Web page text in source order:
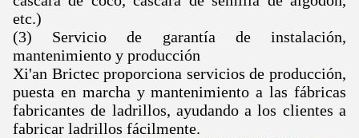
etc.)
(3) Servicio de garantía de instalación,
mantenimiento y producción
Xi'an Brictec proporciona servicios de producción,
puesta en marcha y mantenimiento a las fábricas
fabricantes de ladrillos, ayudando a los clientes a
fabricar ladrillos fácilmente.